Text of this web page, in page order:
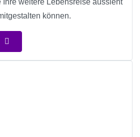
Ihre weitere Lebensreise aussieht
können.